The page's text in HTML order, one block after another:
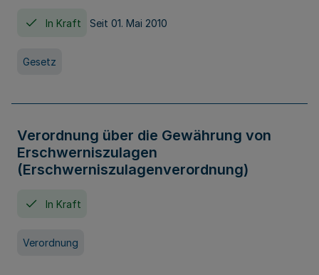
In Kraft Seit 01. Mai 2010
Gesetz
Verordnung über die Gewährung von
Erschwerniszulagen
(Erschwerniszulagenverordnung)
In Kraft
Verordnung